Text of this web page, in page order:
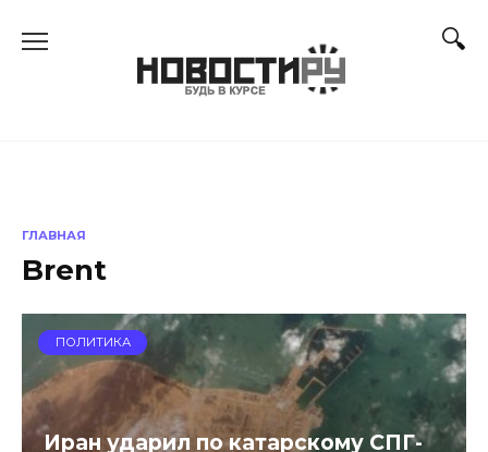
ГЛАВНАЯ
Brent
ПОЛИТИКА
Иран ударил по катарскому СПГ-